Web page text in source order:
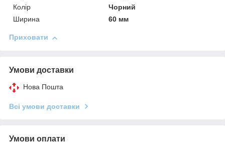
Колір
Чорний
Ширина
60 мм
Приховати
Умови доставки
Нова Пошта
Всі умови доставки
Умови оплати